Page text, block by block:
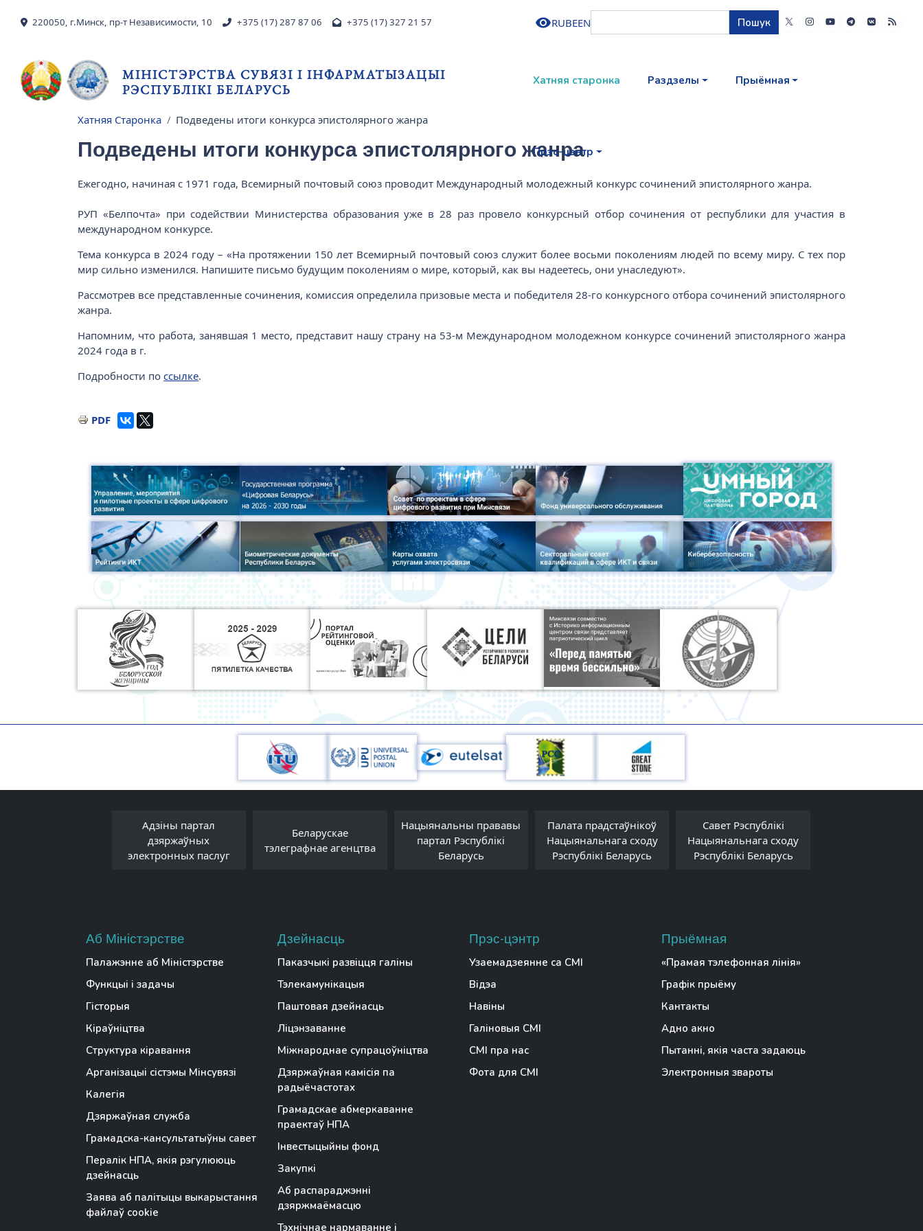
220050, г.Минск, пр-т Независимости, 10 +375 (17) 287 87 06 +375 (17) 327 21 57 RUBEEN Пошук
МІНІСТЭРСТВА СУВЯЗІ І ІНФАРМАТЫЗАЦЫІ
РЭСПУБЛІКІ БЕЛАРУСЬ
Хатняя старонка Раздзелы Прыёмная
Прэс-цэнтр
Breadcrumb
Хатняя Старонка Подведены итоги конкурса эпистолярного жанра
Подведены итоги конкурса эпистолярного жанра
Ежегодно, начиная с 1971 года, Всемирный почтовый союз проводит Международный молодежный конкурс сочинений эпистолярного жанра.
РУП «Белпочта» при содействии Министерства образования уже в 28 раз провело конкурсный отбор сочинения от республики для участия в
международном конкурсе.
Тема конкурса в 2024 году – «На протяжении 150 лет Всемирный почтовый союз служит более восьми поколениям людей по всему миру. С тех пор
мир сильно изменился. Напишите письмо будущим поколениям о мире, который, как вы надеетесь, они унаследуют».
Рассмотрев все представленные сочинения, комиссия определила призовые места и победителя 28-го конкурсного отбора сочинений эпистолярного
жанра.
Напомним, что работа, занявшая 1 место, представит нашу страну на 53-м Международном молодежном конкурсе сочинений эпистолярного жанра
2024 года в г.
Подробности поссылке.
PDF
Адзіны партал
дзяржаўных
электронных паслуг
Беларускае
тэлеграфнае агенцтва
Нацыянальны прававы
партал Рэспублікі
Беларусь
Палата прадстаўнікоў
Нацыянальнага сходу
Рэспублікі Беларусь
Савет Рэспублікі
Нацыянальнага сходу
Рэспублікі Беларусь
Аб Міністэрстве
Палажэнне аб Міністэрстве
Функцыі і задачы
Гісторыя
Кіраўніцтва
Структура кіравання
Арганізацыі сістэмы Мінсувязі
Калегія
Дзяржаўная служба
Грамадска-кансультатыўны савет
Пералік НПА, якія рэгулююць
дзейнасць
Заява аб палітыцы выкарыстання
файлаў cookie
Дзейнасць
Паказчыкі развіцця галіны
Тэлекамунікацыя
Паштовая дзейнасць
Ліцэнзаванне
Міжнароднае супрацоўніцтва
Дзяржаўная камісія па
радыёчастотах
Грамадскае абмеркаванне
праектаў НПА
Інвестыцыйны фонд
Закупкі
Аб распараджэнні
дзяржмаёмасцю
Тэхнічнае нармаванне і
Прэс-цэнтр
Узаемадзеянне са СМІ
Відэа
Навіны
Галіновыя СМІ
СМІ пра нас
Фота для СМІ
Прыёмная
«Прамая тэлефонная лінія»
Графік прыёму
Кантакты
Адно акно
Пытанні, якія часта задаюць
Электронныя звароты